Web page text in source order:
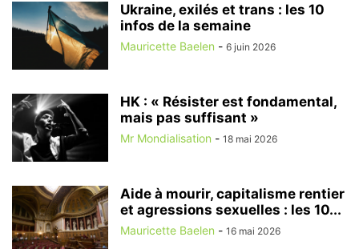
Ukraine, exilés et trans : les 10
infos de la semaine
Mauricette Baelen - 6 juin 2026
HK : « Résister est fondamental,
mais pas suffisant »
Mr Mondialisation - 18 mai 2026
Aide à mourir, capitalisme rentier
et agressions sexuelles : les 10...
Mauricette Baelen - 16 mai 2026